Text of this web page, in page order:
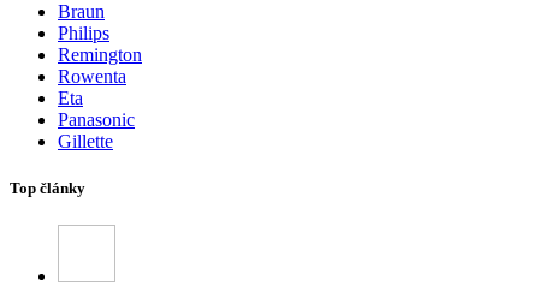
Braun
Philips
Remington
Rowenta
Eta
Panasonic
Gillette
Top články